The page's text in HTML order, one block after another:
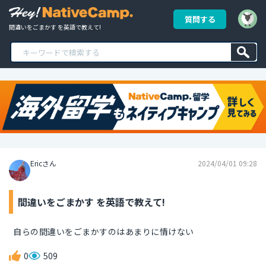
間違いをごまかす を英語で教えて!
質問する
Ericさん 2024/04/01 09:28
間違いをごまかす を英語で教えて!
自らの間違いをごまかすのはあまりに情けない
0 509